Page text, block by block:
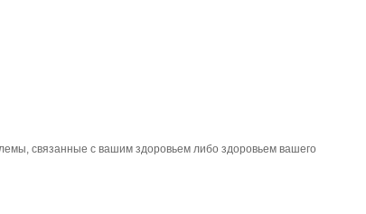
связанные с вашим здоровьем либо здоровьем вашего